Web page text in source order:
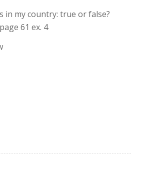
in my country: true or false?
61 ex. 4